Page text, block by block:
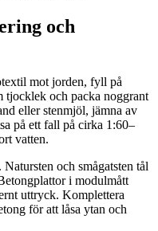
och
mot jorden, fyll på
tjocklek och packa noggrant
eller stenmjöl, jämna av
på ett fall på cirka 1:60–
vatten.
och smågatsten tål
i modulmått
uttryck. Komplettera
för att låsa ytan och